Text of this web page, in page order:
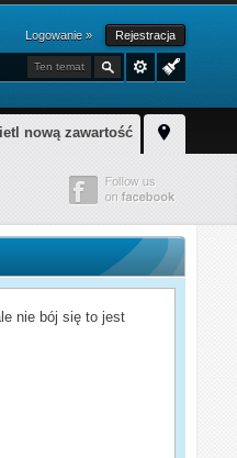
Logowanie » Rejestracja
Ten temat
nową zawartość
nie bój się to jest